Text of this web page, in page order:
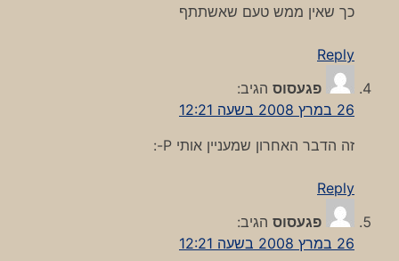
כך שאין ממש טעם שאשתתף
Reply
פגעסוס הגיב:
26 במרץ 2008 בשעה 12:21
זה הדבר האחרון שמעניין אותי P-:
Reply
פגעסוס הגיב:
26 במרץ 2008 בשעה 12:21